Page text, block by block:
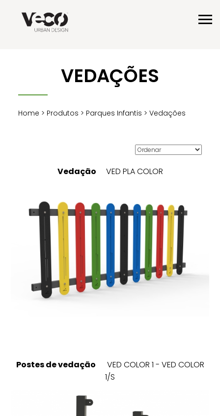
VEDAÇÕES
Home > Produtos > Parques Infantis > Vedações
Vedação VED PLA COLOR
Postes de vedação
VED COLOR 1 - VED COLOR
1/S